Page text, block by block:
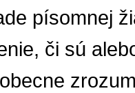
písomnej
či sú